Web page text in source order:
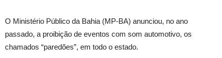
O Ministério Público da Bahia (MP-BA) anunciou, no ano
passado, a proibição de eventos com som automotivo, os
chamados “paredões”, em todo o estado.